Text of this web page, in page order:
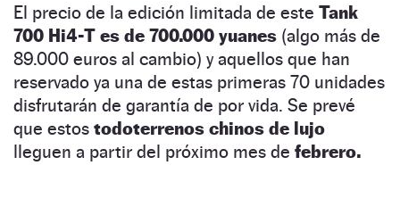
El precio de la edición limitada de este Tank
700 Hi4-T es de 700.000 yuanes (algo más de
89.000 euros al cambio) y aquellos que han
reservado ya una de estas primeras 70 unidades
disfrutarán de garantía de por vida. Se prevé
que estos todoterrenos chinos de lujo
lleguen a partir del próximo mes de febrero.